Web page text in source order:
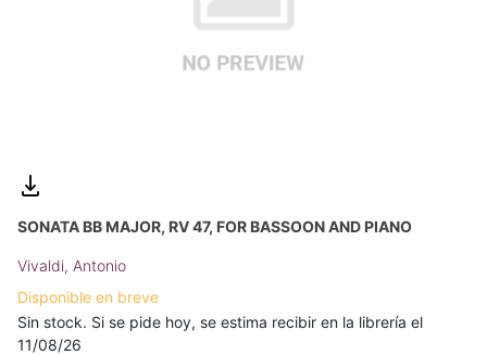
SONATA BB MAJOR, RV 47, FOR BASSOON AND PIANO
Vivaldi, Antonio
Disponible en breve
Sin stock. Si se pide hoy, se estima recibir en la librería el
11/08/26